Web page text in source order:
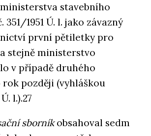
stavebního
351/1951 Ú. l. jako závazný
první pětiletky pro
a stejně ministerstvo
v případě druhého
později (vyhláškou
l.).27
sborníkobsahoval sedm